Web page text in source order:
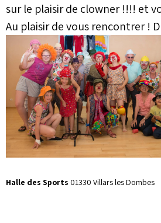
sur le plaisir de clowner !!!! et
Au plaisir de vous rencontrer !
Halle des Sports 01330 Villars les Dombes